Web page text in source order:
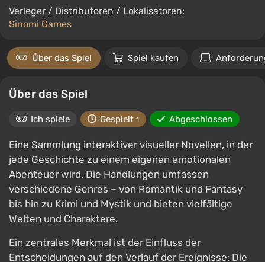
Verleger / Distributoren / Lokalisatoren:
Sinomi Games
Über das Spiel Spiel kaufen
Über das Spiel
Ich spiele Gespielt 1 Abgeschlossen
Eine Sammlung interaktiver visueller Novellen, in der
jede Geschichte zu einem eigenen emotionalen
Abenteuer wird. Die Handlungen umfassen
verschiedene Genres – von Romantik und Fantasy
bis hin zu Krimi und Mystik und bieten vielfältige
Welten und Charaktere.
Ein zentrales Merkmal ist der Einfluss der
Entscheidungen auf den Verlauf der Ereignisse: Die